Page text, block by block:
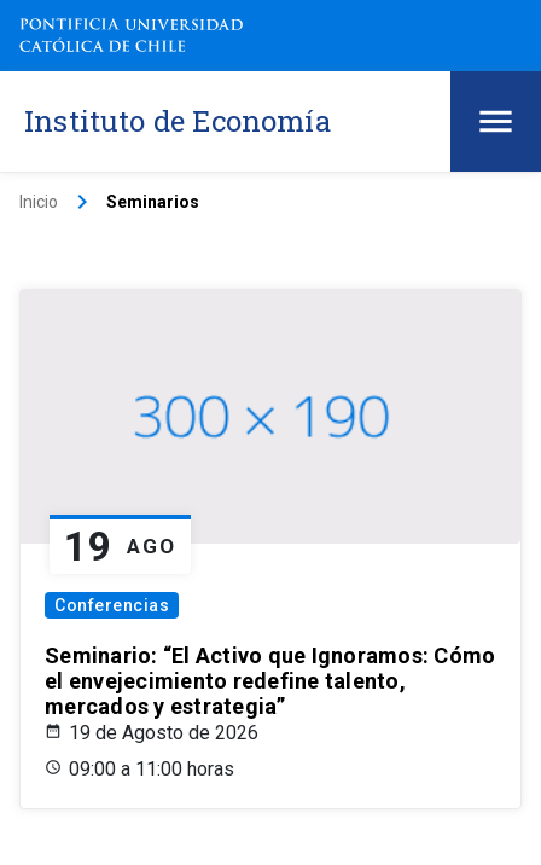
Instituto de Economía
Inicio keyboard_arrow_right Seminarios
19 AGO
Conferencias
Seminario: “El Activo que Ignoramos: Cómo
el envejecimiento redefine talento,
mercados y estrategia”
19 de Agosto de 2026
09:00 a 11:00 horas